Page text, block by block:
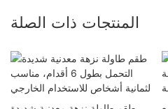
المنتجات ذات الصلة